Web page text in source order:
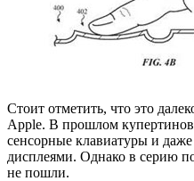
Стоит отметить, что это
Apple. В прошлом
сенсорные клавиатуры и
дисплеями. Однако в серию
не пошли.